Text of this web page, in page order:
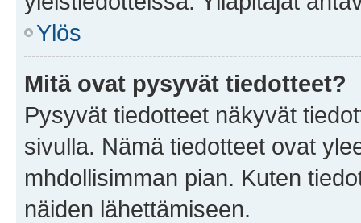
Ylös
Mitä ovat pysyvät tiedotteet?
Pysyvät tiedotteet näkyvät
sivulla. Nämä tiedotteet ovat
mhdollisimman pian. Kuten
näiden lähettämiseen.